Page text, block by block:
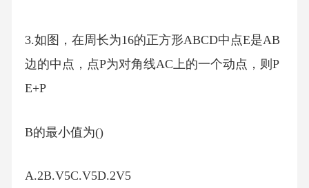
3.如图，在周长为16的正方形ABCD中点E是AB
边的中点，点P为对角线AC上的一个动点，则P
E+P
B的最小值为()
A.2B.V5C.V5D.2V5